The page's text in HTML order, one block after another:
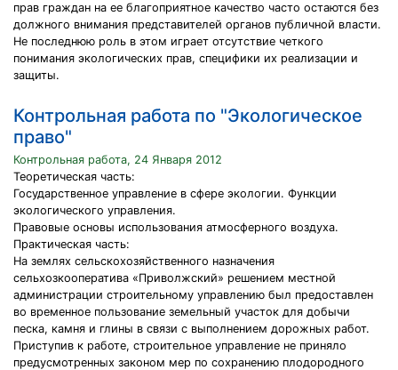
прав граждан на ее благоприятное качество часто остаются без
должного внимания представителей органов публичной власти.
Не последнюю роль в этом играет отсутствие четкого
понимания экологических прав, специфики их реализации и
защиты.
Контрольная работа по "Экологическое
право"
Контрольная работа, 24 Января 2012
Теоретическая часть:
Государственное управление в сфере экологии. Функции
экологического управления.
Правовые основы использования атмосферного воздуха.
Практическая часть:
На землях сельскохозяйственного назначения
сельхозкооператива «Приволжский» решением местной
администрации строительному управлению был предоставлен
во временное пользование земельный участок для добычи
песка, камня и глины в связи с выполнением дорожных работ.
Приступив к работе, строительное управление не приняло
предусмотренных законом мер по сохранению плодородного